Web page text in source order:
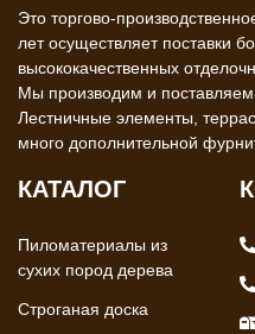
Это торгово-
лет осуществляет поставки
высококачественных
Мы производим и
Лестничные элементы,
много дополнительной
КАТАЛОГ
Пиломатериалы из
сухих пород дерева
Строганая доска